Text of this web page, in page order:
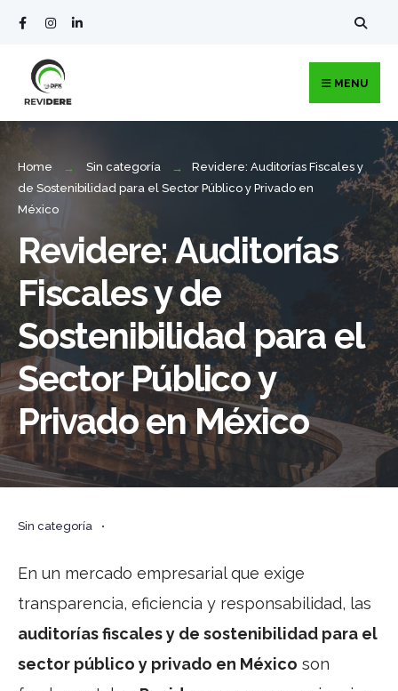
MENU
Home Sin categoría
Revidere: Auditorías Fiscales y
de Sostenibilidad para el Sector Público y Privado en
México
Revidere: Auditorías
Fiscales y de
Sostenibilidad para el
Sector Público y
Privado en México
Sin categoría •
En un mercado empresarial que exige
transparencia, eficiencia y responsabilidad, las
auditorías fiscales y de sostenibilidad para el
sector público y privado en México son